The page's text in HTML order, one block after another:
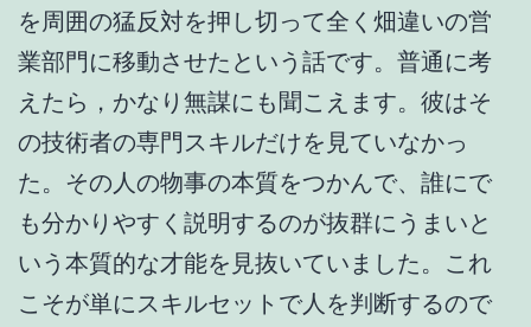
を周囲の猛反対を押し切って全く畑違いの営
業部門に移動させたという話です。普通に考
えたら，かなり無謀にも聞こえます。彼はそ
の技術者の専門スキルだけを見ていなかっ
た。その人の物事の本質をつかんで、誰にで
も分かりやすく説明するのが抜群にうまいと
いう本質的な才能を見抜いていました。これ
こそが単にスキルセットで人を判断するので